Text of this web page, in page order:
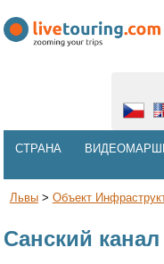
СТРАНА
Львы> Объект
Санский канал